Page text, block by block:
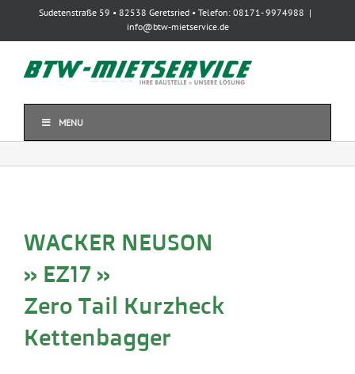
Sudetenstraße 59 • 82538 Geretsried • Telefon: 08171- 9974988 |
info@btw-mietservice.de
MENU
WACKER NEUSON
» EZ17 »
Zero Tail Kurzheck
Kettenbagger